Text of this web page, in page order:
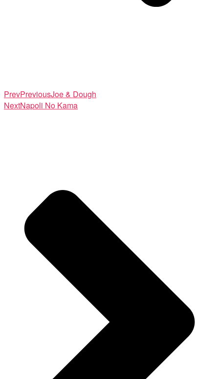
PrevPreviousJoe & Dough
NextNapoli No Kama